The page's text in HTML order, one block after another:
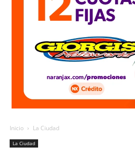
Inicio La Ciudad
La Ciudad